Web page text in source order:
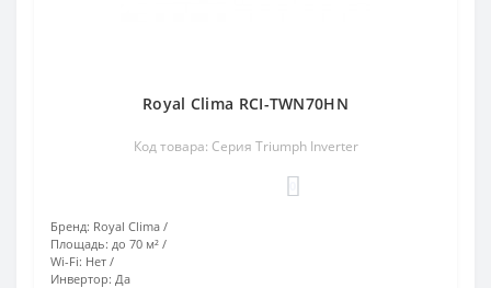
Royal Clima RCI-TWN70HN
Код товара: Серия Triumph Inverter
Бренд: Royal Clima
Площадь: до 70 м²
Wi-Fi: Нет
Инвертор: Да